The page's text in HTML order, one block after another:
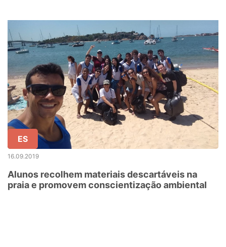
ES
16.09.2019
Alunos recolhem materiais descartáveis na
praia e promovem conscientização ambiental